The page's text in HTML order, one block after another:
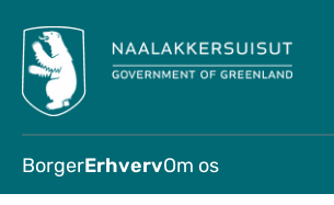
BorgerErhvervOm os